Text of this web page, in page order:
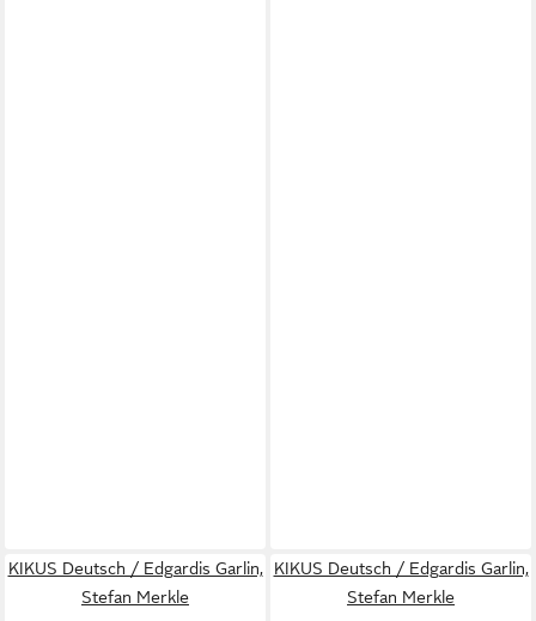
KIKUS Deutsch / Edgardis Garlin,
Stefan Merkle
KIKUS Deutsch / Edgardis Garlin,
Stefan Merkle